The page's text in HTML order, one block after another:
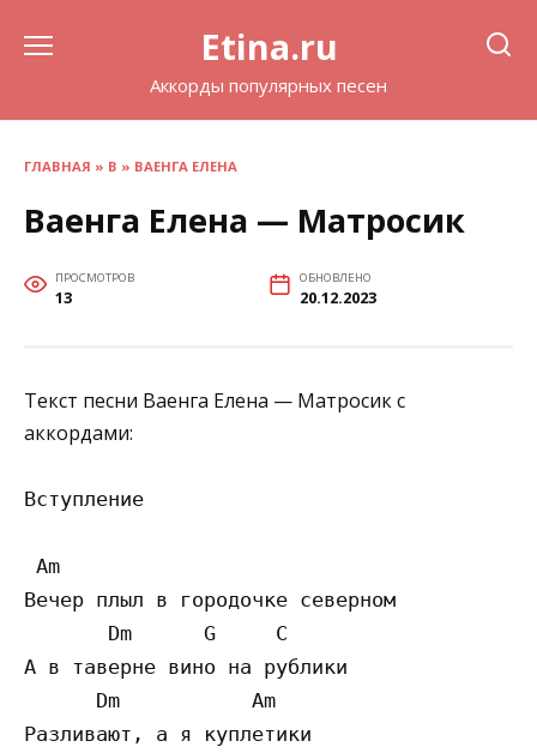
Etina.ru
Аккорды популярных песен
ГЛАВНАЯ » В » ВАЕНГА ЕЛЕНА
Ваенга Елена — Матросик
ПРОСМОТРОВ
13
ОБНОВЛЕНО
20.12.2023
Текст песни Ваенга Елена — Матросик с
аккордами:
Вступление
Am
Вечер плыл в городочке северном
       Dm      G     C
А в таверне вино на рублики
      Dm           Am
Разливают, а я куплетики